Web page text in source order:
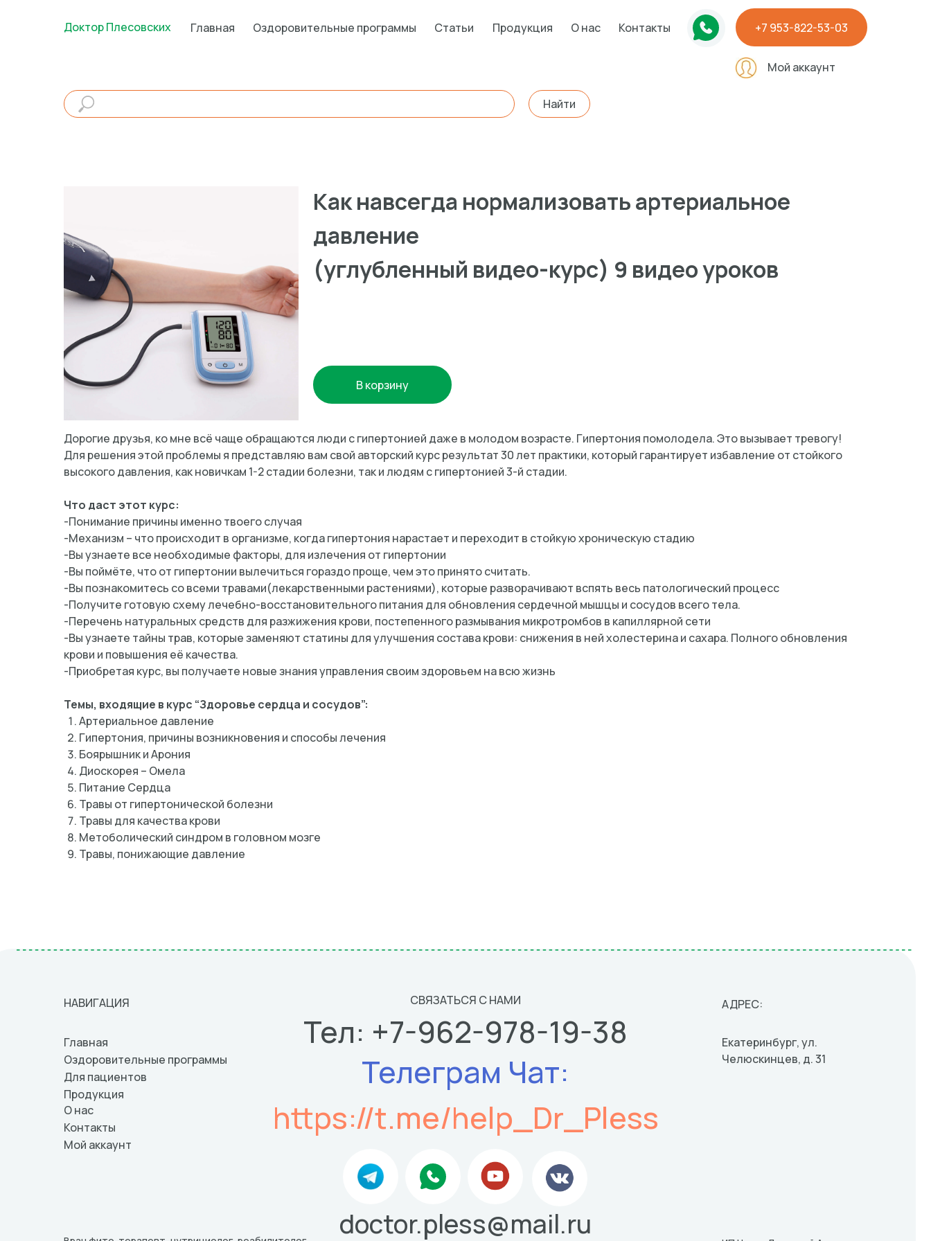
Доктор Плесовских Главная +7 953-822-53-03
Оздоровительные программы О нас Контакты
Статьи
Мой аккаунт
Продукция
Найти
Как навсегда нормализовать артериальное
давление
(углубленный видео-курс) 9 видео уроков
Дорогие друзья, ко мне всё чаще обращаются люди с гипертонией даже в молодом возрасте. Гипертония помолодела. Это вызывает тревогу!
Для решения этой проблемы я представляю вам свой авторский курс результат 30 лет практики, который гарантирует избавление от стойкого
высокого давления, как новичкам 1-2 стадии болезни, так и людям с гипертонией 3-й стадии.
Что даст этот курс:
-Понимание причины именно твоего случая
-Механизм – что происходит в организме, когда гипертония нарастает и переходит в стойкую хроническую стадию
-Вы узнаете все необходимые факторы, для излечения от гипертонии
-Вы поймёте, что от гипертонии вылечиться гораздо проще, чем это принято считать.
-Вы познакомитесь со всеми травами(лекарственными растениями), которые разворачивают вспять весь патологический процесс
-Получите готовую схему лечебно-восстановительного питания для обновления сердечной мышцы и сосудов всего тела.
-Перечень натуральных средств для разжижения крови, постепенного размывания микротромбов в капиллярной сети
-Вы узнаете тайны трав, которые заменяют статины для улучшения состава крови: снижения в ней холестерина и сахара. Полного обновления
крови и повышения её качества.
-Приобретая курс, вы получаете новые знания управления своим здоровьем на всю жизнь
Темы, входящие в курс “Здоровье сердца и сосудов”:
Артериальное давление
Гипертония, причины возникновения и способы лечения
Боярышник и Арония
Диоскорея – Омела
Питание Сердца
Травы от гипертонической болезни
Травы для качества крови
Метоболический синдром в головном мозге
Травы, понижающие давление
В корзину
Главная
Оздоровительные программы
Екатеринбург, ул.
Челюскинцев, д. 31
Для пациентов
АДРЕС:
НАВИГАЦИЯ СВЯЗАТЬСЯ С НАМИ
Телеграм Чат:
https://t.me/help_Dr_Pless
Тел: +7-962-978-19-38
Продукция
Контакты
Мой аккаунт
doctor.pless@mail.ru
О нас